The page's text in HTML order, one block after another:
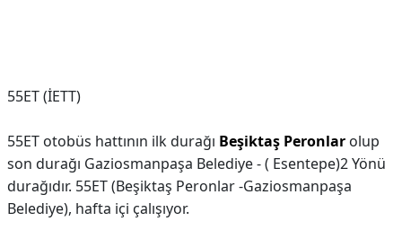
55ET (İETT)
55ET otobüs hattının ilk durağı Beşiktaş Peronlar olup
son durağı Gaziosmanpaşa Belediye - ( Esentepe)2 Yönü
durağıdır. 55ET (Beşiktaş Peronlar -Gaziosmanpaşa
Belediye), hafta içi çalışıyor.